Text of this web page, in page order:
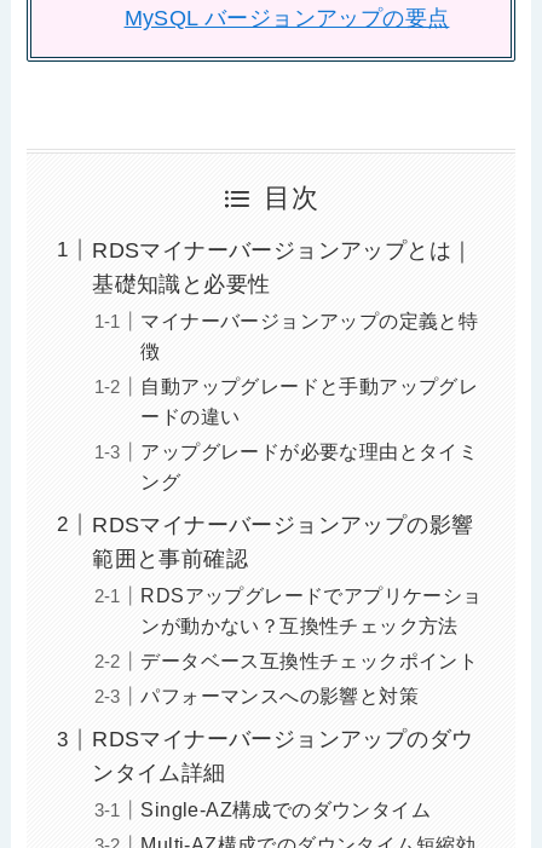
MySQL バージョンアップの要点
目次
RDSマイナーバージョンアップとは｜
基礎知識と必要性
マイナーバージョンアップの定義と特
徴
自動アップグレードと手動アップグレ
ードの違い
アップグレードが必要な理由とタイミ
ング
RDSマイナーバージョンアップの影響
範囲と事前確認
RDSアップグレードでアプリケーショ
ンが動かない？互換性チェック方法
データベース互換性チェックポイント
パフォーマンスへの影響と対策
RDSマイナーバージョンアップのダウ
ンタイム詳細
Single-AZ構成でのダウンタイム